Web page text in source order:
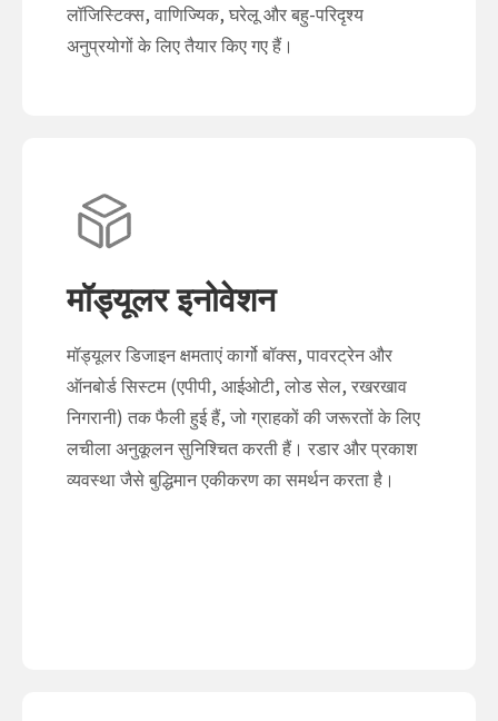
लॉजिस्टिक्स, वाणिज्यिक, घरेलू और बहु-परिदृश्य
अनुप्रयोगों के लिए तैयार किए गए हैं।
मॉड्यूलर इनोवेशन
मॉड्यूलर डिजाइन क्षमताएं कार्गो बॉक्स, पावरट्रेन और
ऑनबोर्ड सिस्टम (एपीपी, आईओटी, लोड सेल, रखरखाव
निगरानी) तक फैली हुई हैं, जो ग्राहकों की जरूरतों के लिए
लचीला अनुकूलन सुनिश्चित करती हैं। रडार और प्रकाश
व्यवस्था जैसे बुद्धिमान एकीकरण का समर्थन करता है।